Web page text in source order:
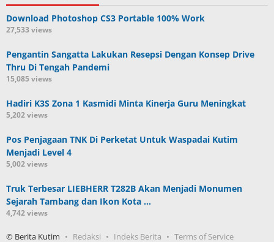
Download Photoshop CS3 Portable 100% Work
27,533 views
Pengantin Sangatta Lakukan Resepsi Dengan Konsep Drive
Thru Di Tengah Pandemi
15,085 views
Hadiri K3S Zona 1 Kasmidi Minta Kinerja Guru Meningkat
5,202 views
Pos Penjagaan TNK Di Perketat Untuk Waspadai Kutim
Menjadi Level 4
5,002 views
Truk Terbesar LIEBHERR T282B Akan Menjadi Monumen
Sejarah Tambang dan Ikon Kota …
4,742 views
© Berita Kutim Redaksi Indeks Berita Terms of Service